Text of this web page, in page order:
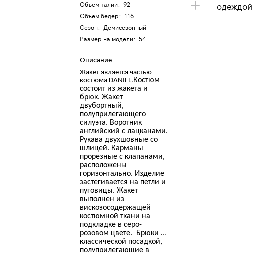
Объем талии: 92
Объем бедер: 116
Сезон: Демисезонный
Размер на модели: 54
Описание
Жакет является частью
костюма DANIEL. Костюм
состоит из жакета и
брюк. Жакет
двубортный,
полуприлегающего
силуэта. Воротник
английский с лацканами.
Рукава двухшовные со
шлицей. Карманы
прорезные с клапанами,
расположены
горизонтально. Изделие
застегивается на петли и
пуговицы. Жакет
выполнен из
вискозосодержащей
костюмной ткани на
подкладке в серо-
розовом цвете. Брюки с
классической посадкой,
полуприлегающие в
одеждой